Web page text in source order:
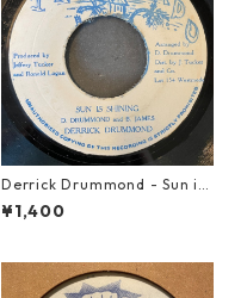
Derrick Drummond - Sun is
Shining【7-21633】
¥1,400